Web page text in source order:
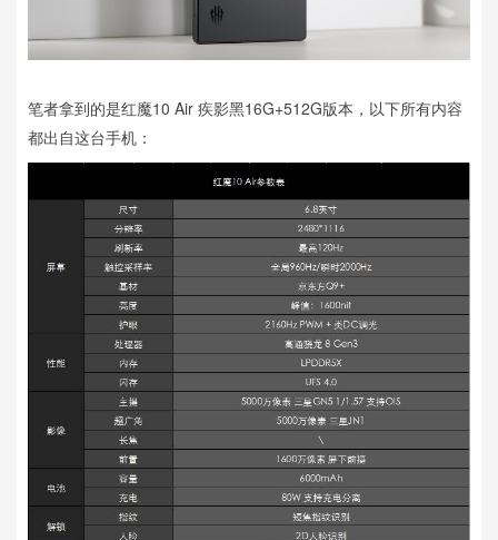
笔者拿到的是红魔10 Air 疾影黑16G+512G版本，以下所有内容
都出自这台手机：